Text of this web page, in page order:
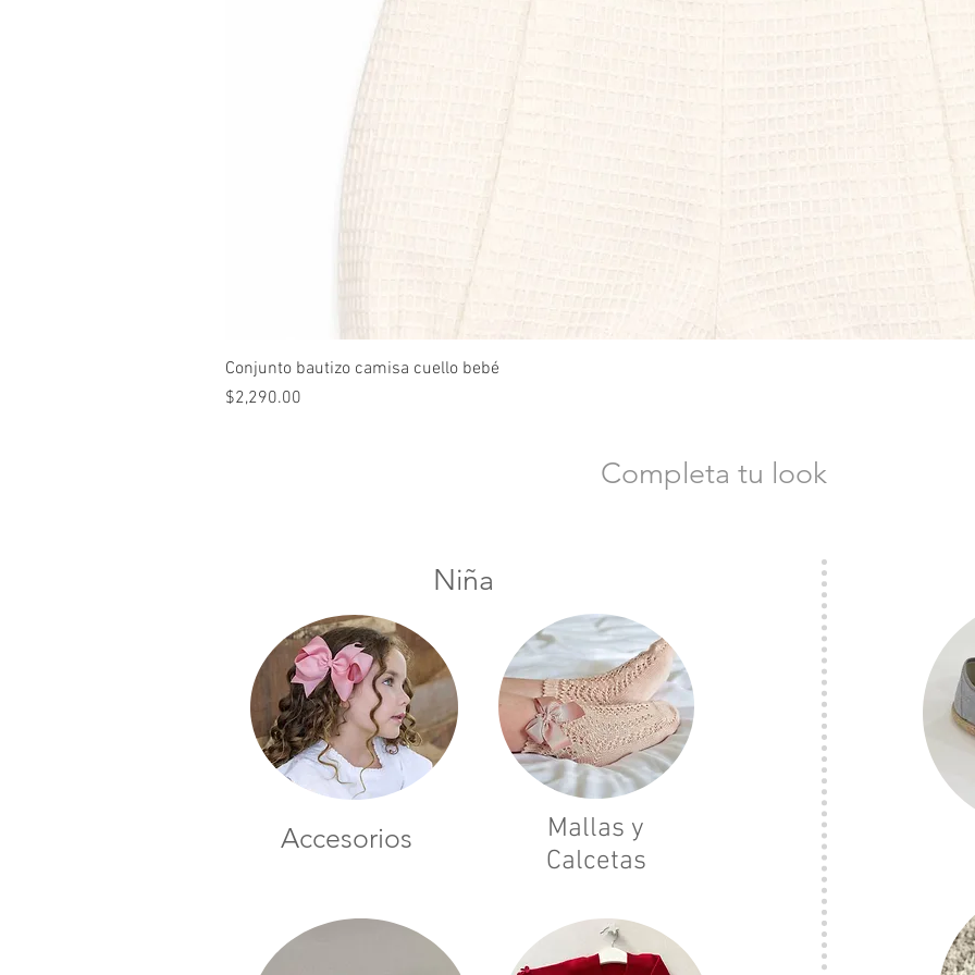
Conjunto bautizo camisa cuello bebé
Precio
$2,290.00
Completa tu look
Niña
Accesorios
Mallas y
Calcetas